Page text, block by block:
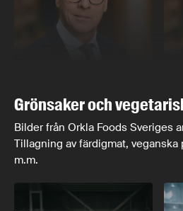
Grönsaker och
Bilder från Orkla Foods Sveriges
Tillagning av färdigmat,
m.m.